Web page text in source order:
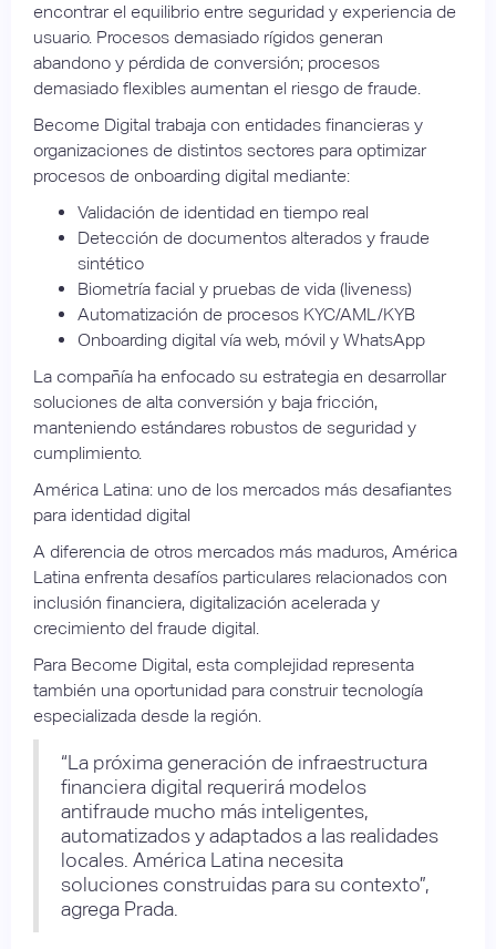
encontrar el equilibrio entre seguridad y experiencia de
usuario. Procesos demasiado rígidos generan
abandono y pérdida de conversión; procesos
demasiado flexibles aumentan el riesgo de fraude.
Become Digital trabaja con entidades financieras y
organizaciones de distintos sectores para optimizar
procesos de onboarding digital mediante:
Validación de identidad en tiempo real
Detección de documentos alterados y fraude
sintético
Biometría facial y pruebas de vida (liveness)
Automatización de procesos KYC/AML/KYB
Onboarding digital vía web, móvil y WhatsApp
La compañía ha enfocado su estrategia en desarrollar
soluciones de alta conversión y baja fricción,
manteniendo estándares robustos de seguridad y
cumplimiento.
América Latina: uno de los mercados más desafiantes
para identidad digital
A diferencia de otros mercados más maduros, América
Latina enfrenta desafíos particulares relacionados con
inclusión financiera, digitalización acelerada y
crecimiento del fraude digital.
Para Become Digital, esta complejidad representa
también una oportunidad para construir tecnología
especializada desde la región.
“La próxima generación de infraestructura
financiera digital requerirá modelos
antifraude mucho más inteligentes,
automatizados y adaptados a las realidades
locales. América Latina necesita
soluciones construidas para su contexto”,
agrega Prada.